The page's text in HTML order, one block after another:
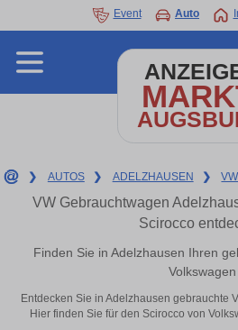
Event Auto
❯ AUTOS ❯ ADELZHAUSEN ❯ VW
VW Gebrauchtwagen
Scirocco
Finden Sie in Adelzhausen Ihren
Volkswagen
Entdecken Sie in Adelzhausen gebrauchte
Hier finden Sie für den Scirocco von